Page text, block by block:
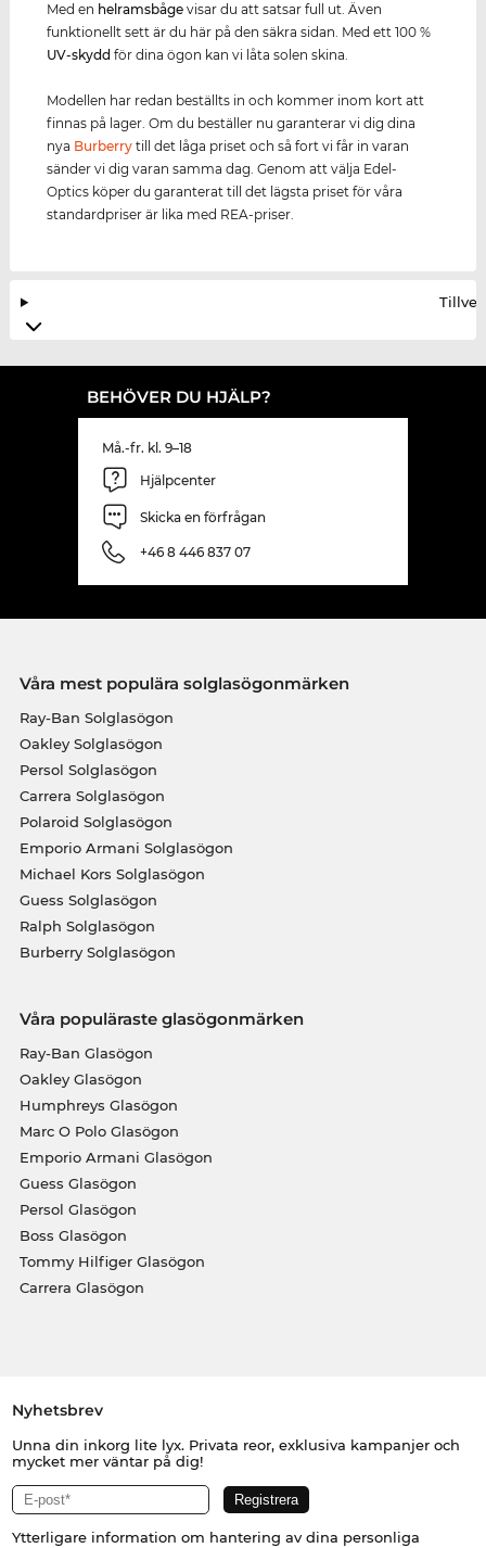
Med en helramsbågevisar du att satsar full ut. Även
funktionellt sett är du här på den säkra sidan. Med ett 100 %
UV-skydd för dina ögon kan vi låta solen skina.
Modellen har redan beställts in och kommer inom kort att
finnas på lager. Om du beställer nu garanterar vi dig dina
nya Burberry till det låga priset och så fort vi får in varan
sänder vi dig varan samma dag. Genom att välja Edel-
Optics köper du garanterat till det lägsta priset för våra
standardpriser är lika med REA-priser.
BEHÖVER DU HJÄLP?
Må.-fr. kl. 9–18
Hjälpcenter
Skicka en förfrågan
+46 8 446 837 07
Våra mest populära solglasögonmärken
Ray-Ban Solglasögon
Oakley Solglasögon
Persol Solglasögon
Carrera Solglasögon
Polaroid Solglasögon
Emporio Armani Solglasögon
Michael Kors Solglasögon
Guess Solglasögon
Ralph Solglasögon
Burberry Solglasögon
Våra populäraste glasögonmärken
Ray-Ban Glasögon
Oakley Glasögon
Humphreys Glasögon
Marc O Polo Glasögon
Emporio Armani Glasögon
Guess Glasögon
Persol Glasögon
Boss Glasögon
Tommy Hilfiger Glasögon
Carrera Glasögon
Nyhetsbrev
Unna din inkorg lite lyx. Privata reor, exklusiva kampanjer och
mycket mer väntar på dig!
Ytterligare information om hantering av dina personliga